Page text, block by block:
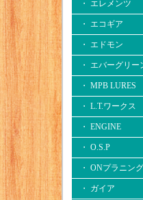
・ エレメンツ
・ エコギア
・ エドモン
・ エバーグリー
・ MPB LURES
・ L.T.ワークス
・ ENGINE
・ O.S.P
・ ONプラニング
・ ガイア